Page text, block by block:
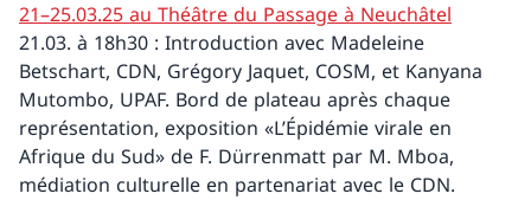
21–25.03.25 au Théâtre du Passage à Neuchâtel
21.03. à 18h30 : Introduction avec Madeleine
Betschart, CDN, Grégory Jaquet, COSM, et Kanyana
Mutombo, UPAF. Bord de plateau après chaque
représentation, exposition «L’Épidémie virale en
Afrique du Sud» de F. Dürrenmatt par M. Mboa,
médiation culturelle en partenariat avec le CDN.